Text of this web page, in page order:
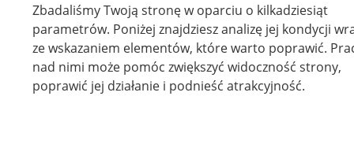
Zbadaliśmy Twoją stronę w oparciu o kilkadziesiąt
parametrów. Poniżej znajdziesz analizę jej kondycji
ze wskazaniem elementów, które warto poprawić.
nad nimi może pomóc zwiększyć widoczność strony,
poprawić jej działanie i podnieść atrakcyjność.